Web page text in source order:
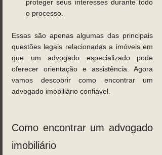
proteger seus interesses durante todo
o processo.
Essas são apenas algumas das principais
questões legais relacionadas a imóveis em
que um advogado especializado pode
oferecer orientação e assistência. Agora
vamos descobrir como encontrar um
advogado imobiliário confiável.
Como encontrar um advogado
imobiliário